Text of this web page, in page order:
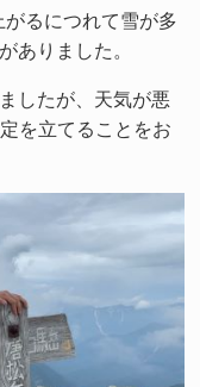
るにつれて雪が多
ありました。
したが、天気が悪
を立てることをお